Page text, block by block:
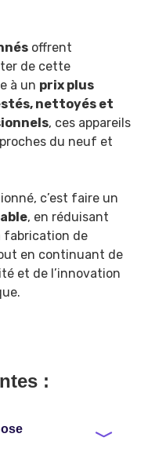
offrent
de cette
à un prix plus
nettoyés et
, ces appareils
du neuf et
c’est faire un
, en réduisant
fabrication de
en continuant de
et de l’innovation
: